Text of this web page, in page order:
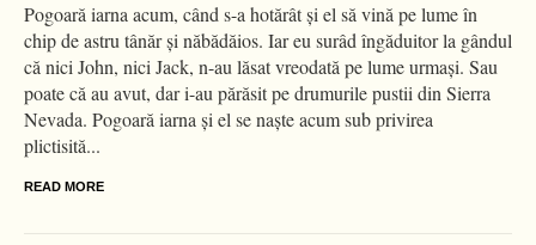
Pogoară iarna acum, când s-a hotărât şi el să vină pe lume în
chip de astru tânăr şi năbădăios. Iar eu surâd îngăduitor la gândul
că nici John, nici Jack, n-au lăsat vreodată pe lume urmaşi. Sau
poate că au avut, dar i-au părăsit pe drumurile pustii din Sierra
Nevada. Pogoară iarna şi el se naşte acum sub privirea
plictisită...
READ MORE